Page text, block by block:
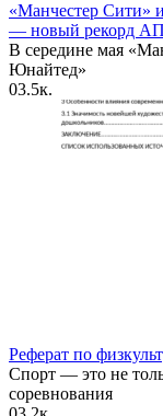
«Манчестер Сити»
— новый рекорд
В середине мая
Юнайтед»
03.5к.
Реферат по
Спорт — это не
соревнования